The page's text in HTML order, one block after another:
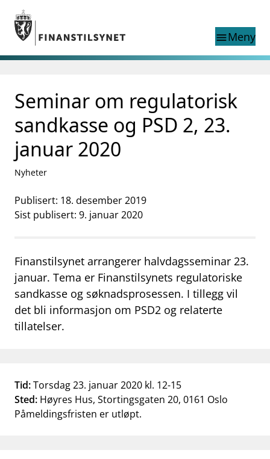
Gå til hovedinnhold
Gå til søkesiden
menuMeny
nettstedet
language
exist in English
English home page
Aktuelt
Finanstilsynets registre
supervisor_account Forbrukerinformasjon
mail_outlineKontakt oss
work_outlineJobb hos oss
dashboard Informasjon for investorer
Seminar om regulatorisk
sandkasse og PSD 2, 23.
januar 2020
Nyheter
Publisert: 18. desember 2019
Sist publisert: 9. januar 2020
Finanstilsynet arrangerer halvdagsseminar 23.
januar. Tema er Finanstilsynets regulatoriske
sandkasse og søknadsprosessen. I tillegg vil
det bli informasjon om PSD2 og relaterte
tillatelser.
Tid:Torsdag 23. januar 2020 kl. 12-15
Sted: Høyres Hus, Stortingsgaten 20, 0161 Oslo
Påmeldingsfristen er utløpt.